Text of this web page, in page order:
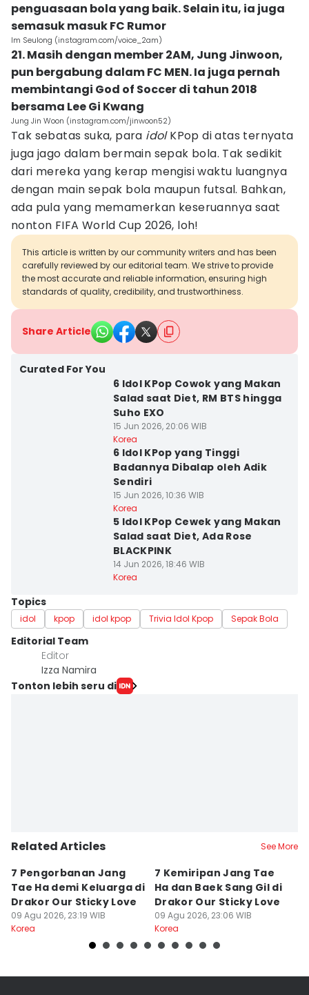
penguasaan bola yang baik. Selain itu, ia juga
semasuk masuk FC Rumor
Im Seulong (instagram.com/voice_2am)
21. Masih dengan member 2AM, Jung Jinwoon,
pun bergabung dalam FC MEN. Ia juga pernah
membintangi God of Soccer di tahun 2018
bersama Lee Gi Kwang
Jung Jin Woon (instagram.com/jinwoon52)
Tak sebatas suka, para idolKPop di atas ternyata
juga jago dalam bermain sepak bola. Tak sedikit
dari mereka yang kerap mengisi waktu luangnya
dengan main sepak bola maupun futsal. Bahkan,
ada pula yang memamerkan keseruannya saat
nonton FIFA World Cup 2026, loh!
This article is written by our community writers and has been
carefully reviewed by our editorial team. We strive to provide
the most accurate and reliable information, ensuring high
standards of quality, credibility, and trustworthiness.
Share Article
Curated For You
6 Idol KPop Cowok yang Makan
Salad saat Diet, RM BTS hingga
Suho EXO
15 Jun 2026, 20:06 WIB
Korea
6 Idol KPop yang Tinggi
Badannya Dibalap oleh Adik
Sendiri
15 Jun 2026, 10:36 WIB
Korea
5 Idol KPop Cewek yang Makan
Salad saat Diet, Ada Rose
BLACKPINK
14 Jun 2026, 18:46 WIB
Korea
Topics
idol kpop idol kpop Trivia Idol Kpop Sepak Bola
Editorial Team
Editor
Izza Namira
Tonton lebih seru di
Related Articles See More
7 Pengorbanan Jang
Tae Ha demi Keluarga di
Drakor Our Sticky Love
09 Agu 2026, 23:19 WIB
Korea
7 Kemiripan Jang Tae
Ha dan Baek Sang Gil di
Drakor Our Sticky Love
09 Agu 2026, 23:06 WIB
Korea